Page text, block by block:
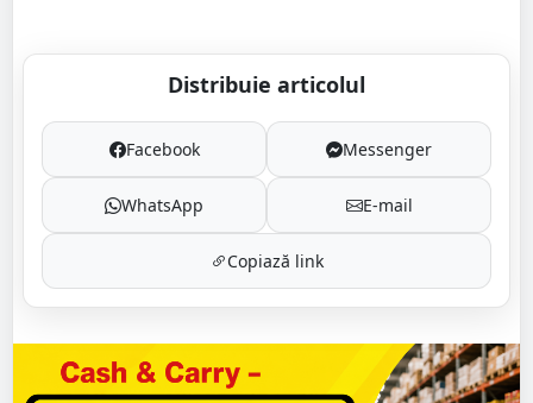
Distribuie articolul
Facebook Messenger
WhatsApp E-mail
Copiază link